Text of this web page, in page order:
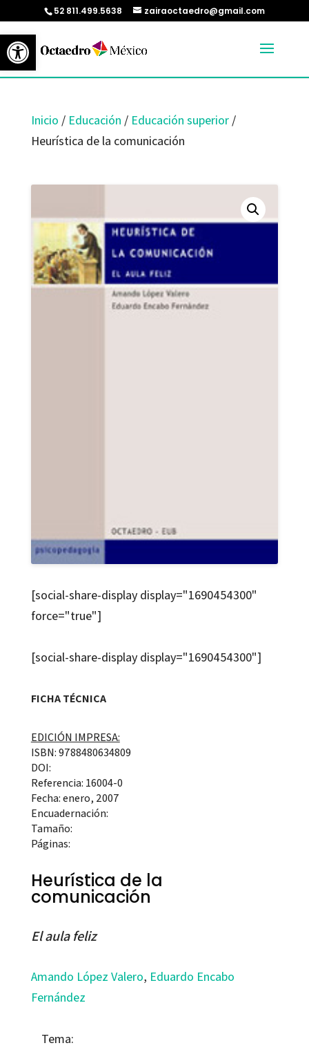
Abrir barra de herramientas
52 811.499.5638 zairaoctaedro@gmail.com
Inicio / Educación / Educación superior/
Heurística de la comunicación
[social-share-display display="1690454300"
force="true"]
[social-share-display display="1690454300"]
FICHA TÉCNICA
EDICIÓN IMPRESA:
ISBN: 9788480634809
DOI:
Referencia: 16004-0
Fecha: enero, 2007
Encuadernación:
Tamaño:
Páginas:
Heurística de la
comunicación
El aula feliz
Amando López Valero, Eduardo Encabo
Fernández
Tema: